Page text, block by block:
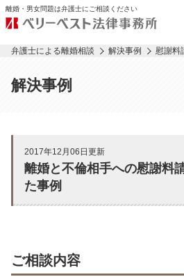
離婚・男女問題は弁護士にご相談ください
弁護士による離婚相談 解決事例 慰謝料
解決事例
2017年12月06日更新
離婚と不倫相手への慰謝料
た事例
ご相談内容